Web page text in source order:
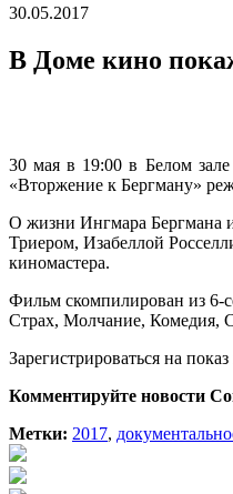
30.05.2017
В Доме кино
30 мая в 19:00 в Белом
«Вторжение к Бергману»
О жизни Ингмара Бергмана
Триером, Изабеллой
киномастера.
Фильм скомпилирован из 6-
Страх, Молчание, Комедия,
Зарегистрироваться на
Комментируйте новости
Метки: 2017,